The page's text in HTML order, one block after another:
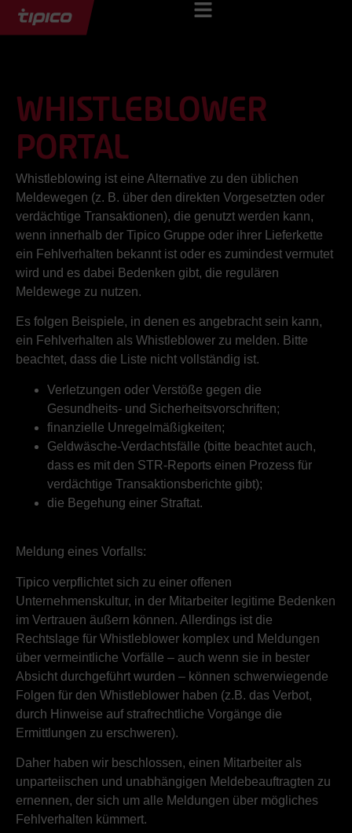
WHISTLEBLOWER
PORTAL
Whistleblowing ist eine Alternative zu den üblichen
Meldewegen (z. B. über den direkten Vorgesetzten oder
verdächtige Transaktionen), die genutzt werden kann,
wenn innerhalb der Tipico Gruppe oder ihrer Lieferkette
ein Fehlverhalten bekannt ist oder es zumindest vermutet
wird und es dabei Bedenken gibt, die regulären
Meldewege zu nutzen.
Es folgen Beispiele, in denen es angebracht sein kann,
ein Fehlverhalten als Whistleblower zu melden. Bitte
beachtet, dass die Liste nicht vollständig ist.
Verletzungen oder Verstöße gegen die
Gesundheits- und Sicherheitsvorschriften;
finanzielle Unregelmäßigkeiten;
Geldwäsche-Verdachtsfälle (bitte beachtet auch,
dass es mit den STR-Reports einen Prozess für
verdächtige Transaktionsberichte gibt);
die Begehung einer Straftat.
Meldung eines Vorfalls:
Tipico verpflichtet sich zu einer offenen
Unternehmenskultur, in der Mitarbeiter legitime Bedenken
im Vertrauen äußern können. Allerdings ist die
Rechtslage für Whistleblower komplex und Meldungen
über vermeintliche Vorfälle – auch wenn sie in bester
Absicht durchgeführt wurden – können schwerwiegende
Folgen für den Whistleblower haben (z.B. das Verbot,
durch Hinweise auf strafrechtliche Vorgänge die
Ermittlungen zu erschweren).
Daher haben wir beschlossen, einen Mitarbeiter als
unparteiischen und unabhängigen Meldebeauftragten zu
ernennen, der sich um alle Meldungen über mögliches
Fehlverhalten kümmert.